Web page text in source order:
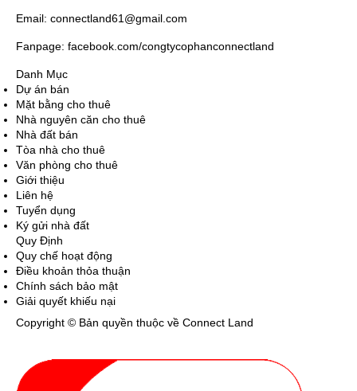
Email: connectland61@gmail.com
Fanpage: facebook.com/congtycophanconnectland
Danh Mục
Dự án bán
Mặt bằng cho thuê
Nhà nguyên căn cho thuê
Nhà đất bán
Tòa nhà cho thuê
Văn phòng cho thuê
Giới thiệu
Liên hệ
Tuyển dụng
Ký gửi nhà đất
Quy Định
Quy chế hoạt động
Điều khoản thỏa thuận
Chính sách bảo mật
Giải quyết khiếu nại
Copyright © Bản quyền thuộc về Connect Land